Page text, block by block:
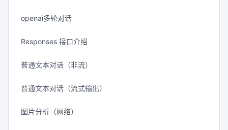
openai多轮对话
Responses 接口介绍
普通文本对话（非流）
普通文本对话（流式输出）
图片分析（网络）